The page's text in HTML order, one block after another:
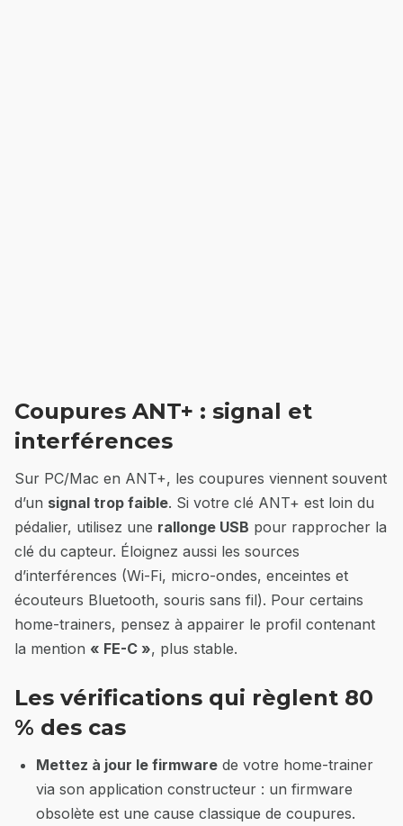
Coupures ANT+ : signal et
interférences
Sur PC/Mac en ANT+, les coupures viennent souvent
d’un signal trop faible. Si votre clé ANT+ est loin du
pédalier, utilisez une rallonge USB pour rapprocher la
clé du capteur. Éloignez aussi les sources
d’interférences (Wi-Fi, micro-ondes, enceintes et
écouteurs Bluetooth, souris sans fil). Pour certains
home-trainers, pensez à appairer le profil contenant
la mention « FE-C », plus stable.
Les vérifications qui règlent 80
% des cas
Mettez à jour le firmware de votre home-trainer
via son application constructeur : un firmware
obsolète est une cause classique de coupures.